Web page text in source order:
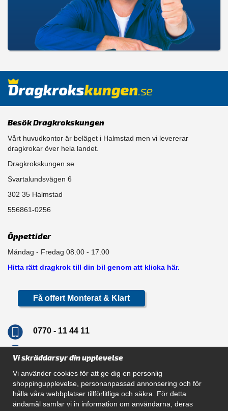
Besök Dragkrokskungen
Vårt huvudkontor är beläget i Halmstad men vi levererar
dragkrokar över hela landet.
Dragkrokskungen.se
Svartalundsvägen 6
302 35 Halmstad
556861-0256
Öppettider
Måndag - Fredag 08.00 - 17.00
Hitta rätt dragkrok till din bil genom att klicka här.
Få offert Monterat & Klart
0770 - 11 44 11
Navigation
Vi skräddarsyr din upplevelse
Vi använder cookies för att ge dig en personlig
shoppingupplevelse, personanpassad annonsering och för
hålla våra webbplatser tillförlitliga och säkra. För detta
ändamål samlar vi in information om användarna, deras